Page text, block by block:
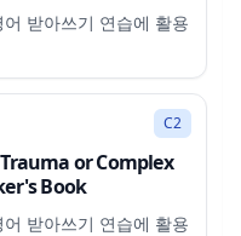
받아쓰기 연습에 활용
22:50
C2
or Complex
Book
받아쓰기 연습에 활용